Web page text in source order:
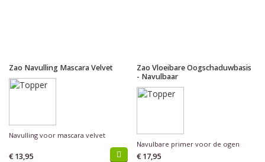
Zao Navulling Mascara Velvet
Navulling voor mascara velvet
€ 13,95
Zao Vloeibare Oogschaduwbasis
- Navulbaar
Navulbare primer voor de ogen
€ 17,95